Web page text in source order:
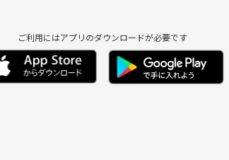
ご利用にはアプリのダウンロードが必要です